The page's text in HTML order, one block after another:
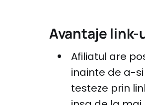
Avantaje
Afiliatul are
inainte de a-
testeze prin